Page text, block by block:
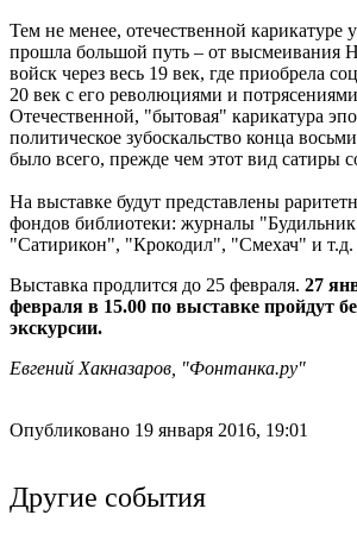
Тем не менее, отечественной карикатуре
прошла большой путь – от высмеивания
войск через весь 19 век, где приобрела
20 век с его революциями и
Отечественной, "бытовая" карикатура
политическое зубоскальство конца
было всего, прежде чем этот вид сатиры
На выставке будут представлены
фондов библиотеки: журналы
"Сатирикон", "Крокодил", "Смехач" и т.д.
Выставка продлится до 25 февраля. 27
февраля в 15.00 по выставке пройдут
экскурсии.
Евгений Хакназаров, "Фонтанка.ру"
Опубликовано 19 января 2016, 19:01
Другие события